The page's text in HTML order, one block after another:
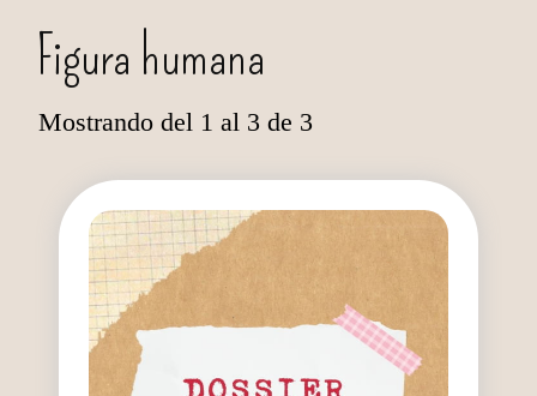
Figura humana
Mostrando del 1 al 3 de 3